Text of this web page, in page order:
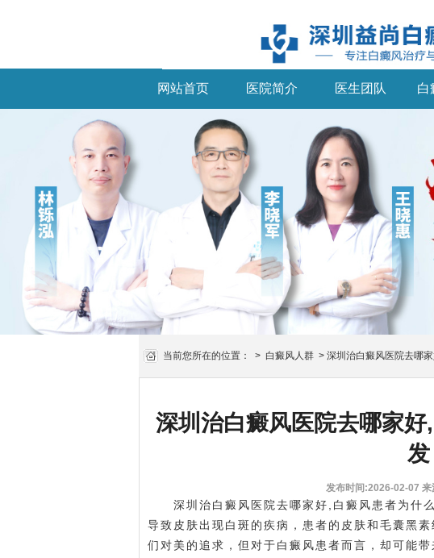
网站首页 医院简介 医生团队 白
当前您所在的位置： > 白癜风人群 > 深圳治白癜风医院去哪
深圳治白癜风医院去哪家
发
发布时间:2026-02-07 来
深圳治白癜风医院去哪家好 ,白癜风患者为什
导致皮肤出现白斑的疾病，患者的皮肤和毛囊黑
们对美的追求，但对于白癜风患者而言，却可能